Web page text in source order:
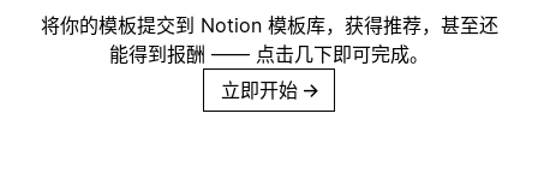
将你的模板提交到 Notion 模板库，获得推荐，甚至还
能得到报酬 —— 点击几下即可完成。
立即开始 →